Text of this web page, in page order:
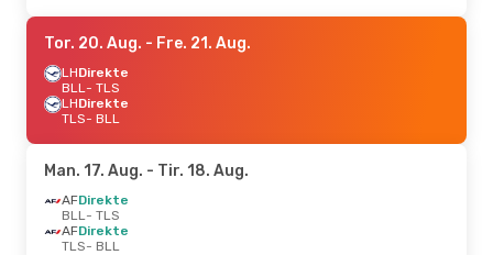
Tor. 20. Aug. - Fre. 21. Aug.
LHDirekte
BLL- TLS
LHDirekte
TLS- BLL
Man. 17. Aug. - Tir. 18. Aug.
AFDirekte
BLL- TLS
AFDirekte
TLS- BLL